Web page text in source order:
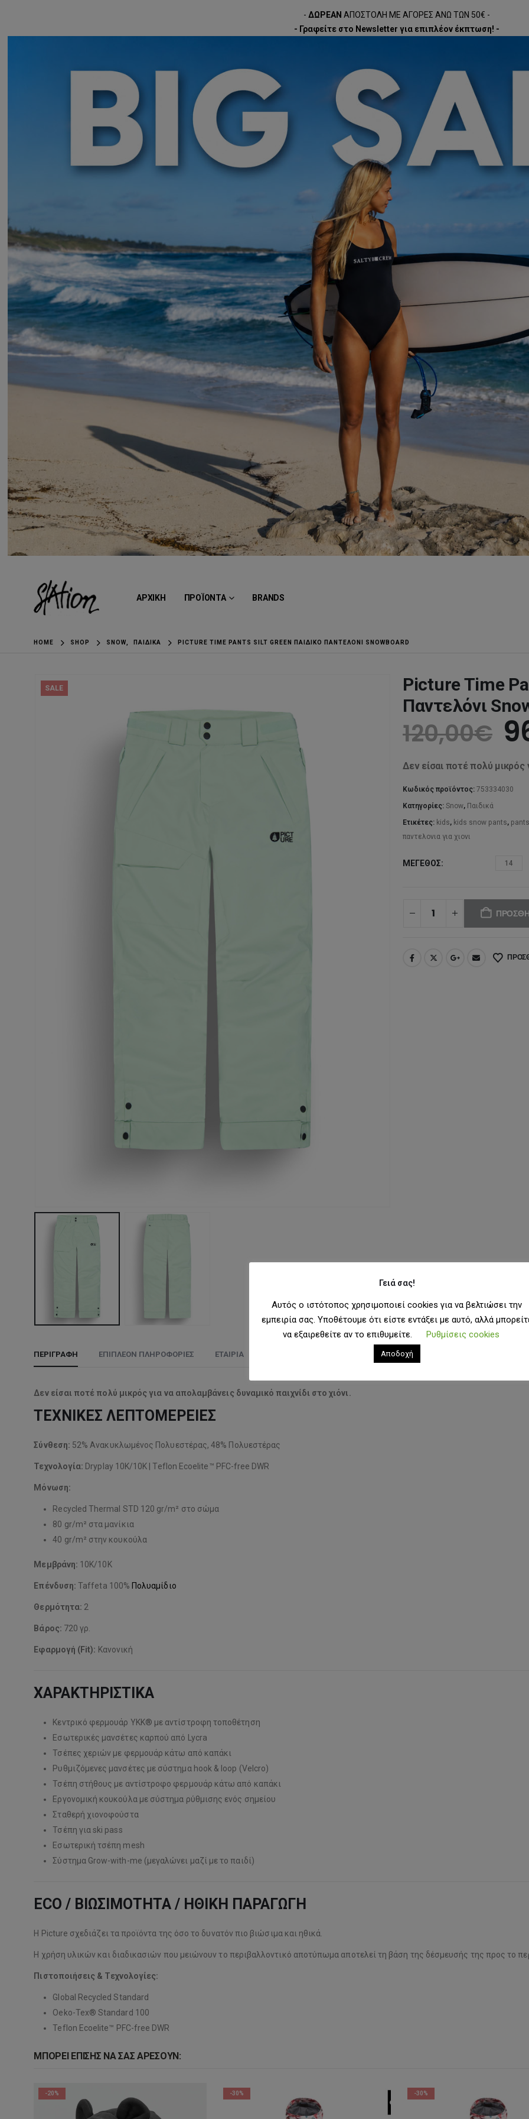
- ΔΩΡΕΑΝ ΑΠΟΣΤΟΛΗ ΜΕ ΑΓΟΡΕΣ ΑΝΩ ΤΩΝ 50€ -
- Γραφείτε στο Newsletter για επιπλέον έκπτωση! -
ΑΡΧΙΚΗ ΠΡΟΪΟΝΤΑ BRANDS
HOME SHOP SNOW ΠΑΙΔΙΚΆ PICTURE TIME PANTS SILT GREEN ΠΑΙΔΙΚΌ ΠΑΝΤΕΛΌΝΙ SNOWBOARD
SALE
Picture Time
Παντελόνι
120,00€
Δεν είσαι ποτέ πολύ μικρός
Κωδικός προϊόντος: 753334030
Κατηγορίες: Snow, Παιδικά
Ετικέτες: kids, kids snow pants, pants
παντελονια για χιονι
ΜΈΓΕΘΟΣ 14
ΠΕΡΙΓΡΑΦΉ ΕΠΙΠΛΈΟΝ ΠΛΗΡΟΦΟΡΊΕΣ ΕΤΑΙΡΊΑ
Δεν είσαι ποτέ πολύ μικρός για να απολαμβάνεις δυναμικό παιχνίδι στο χιόνι.
ΤΕΧΝΙΚΕΣ ΛΕΠΤΟΜΕΡΕΙΕΣ
Σύνθεση: 52% Ανακυκλωμένος Πολυεστέρας, 48% Πολυεστέρας
Τεχνολογία: Dryplay 10K/10K | Teflon Ecoelite™ PFC-free DWR
Μόνωση:
Recycled Thermal STD 120 gr/m² στο σώμα
80 gr/m² στα μανίκια
40 gr/m² στην κουκούλα
Μεμβράνη: 10K/10K
Επένδυση: Taffeta 100% Πολυαμίδιο
Θερμότητα: 2
Βάρος: 720 γρ.
Εφαρμογή (Fit): Κανονική
ΧΑΡΑΚΤΗΡΙΣΤΙΚΑ
Κεντρικό φερμουάρ YKK® με αντίστροφη τοποθέτηση
Εσωτερικές μανσέτες καρπού από Lycra
Τσέπες χεριών με φερμουάρ κάτω από καπάκι
Ρυθμιζόμενες μανσέτες με σύστημα hook & loop (Velcro)
Τσέπη στήθους με αντίστροφο φερμουάρ κάτω από καπάκι
Εργονομική κουκούλα με σύστημα ρύθμισης ενός σημείου
Σταθερή χιονοφούστα
Τσέπη για ski pass
Εσωτερική τσέπη mesh
Σύστημα Grow-with-me (μεγαλώνει μαζί με το παιδί)
ECO / ΒΙΩΣΙΜΟΤΗΤΑ / ΗΘΙΚΗ ΠΑΡΑΓΩΓΗ
Η Picture σχεδιάζει τα προϊόντα της όσο το δυνατόν πιο βιώσιμα και ηθικά.
Η χρήση υλικών και διαδικασιών που μειώνουν το περιβαλλοντικό αποτύπωμα αποτελεί τη βάση της δέσμευσής της προς το
Πιστοποιήσεις & Τεχνολογίες:
Global Recycled Standard
Oeko-Tex® Standard 100
Teflon Ecoelite™ PFC-free DWR
ΜΠΟΡΕΊ ΕΠΊΣΗΣ ΝΑ ΣΑΣ ΑΡΈΣΟΥΝ:
-20% -30% -30%
Γειά σας!
Αυτός ο ιστότοπος χρησιμοποιεί cookies για να βελτιώσει την
εμπειρία σας. Υποθέτουμε ότι είστε εντάξει με αυτό, αλλά
να εξαιρεθείτε αν το επιθυμείτε.
Ρυθμίσεις cookies
Αποδοχή